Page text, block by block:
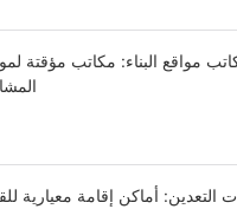
مواقع البناء: مكاتب مؤقتة
التعدين: أماكن إقامة معيارية